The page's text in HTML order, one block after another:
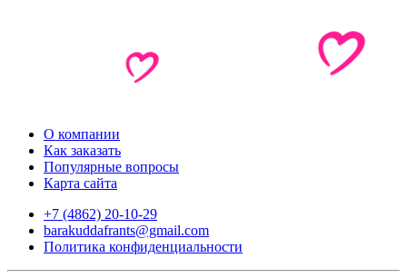
О компании
Как заказать
Популярные вопросы
Карта сайта
+7 (4862) 20-10-29
barakuddafrants@gmail.com
Политика конфиденциальности